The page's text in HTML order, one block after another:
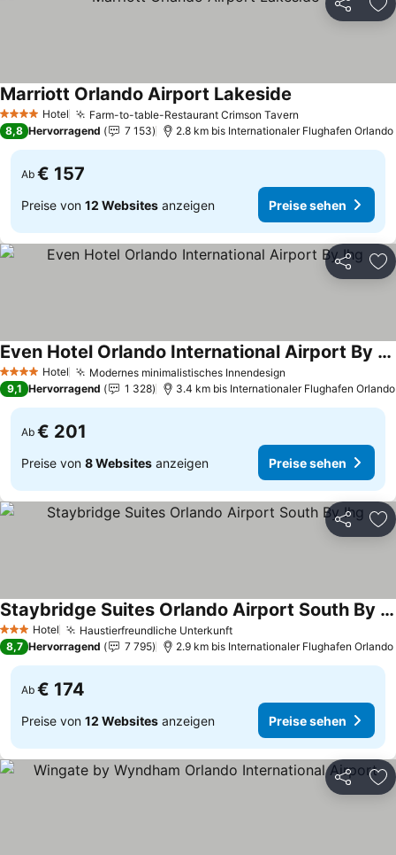
Teilen
4 Sterne Hotel Farm-to-table-Restaurant Crimson Tavern
Marriott Orlando Airport Lakeside
8,8 Hervorragend 7 153 2.8 km bis Internationaler Flughafen Orlando
Ab € 157
Preise von 12 Websites anzeigen Preise sehen
Teilen
4 Sterne Hotel Modernes minimalistisches Innendesign
Even Hotel Orlando International Airport By Ihg
Preise sehen
9,1 Hervorragend 1 328 3.4 km bis Internationaler Flughafen Orlando
Ab € 201
Preise von 8 Websites anzeigen Preise sehen
Teilen
3 SterneHotel Haustierfreundliche UnterkunftPreise sehen
Staybridge Suites Orlando Airport South By Ihg
Preise sehen
8,7 Hervorragend 7 795 2.9 km bis Internationaler Flughafen Orlando
Ab € 174
Preise von 12 Websites anzeigen Preise sehen
Teilen